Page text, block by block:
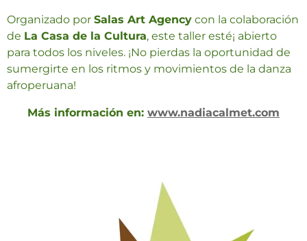
Organizado por Salas Art Agency con la colaboración
de La Casa de la Cultura, este taller esté¡ abierto
para todos los niveles. ¡No pierdas la oportunidad de
sumergirte en los ritmos y movimientos de la danza
afroperuana!
Más información en: www.nadiacalmet.com